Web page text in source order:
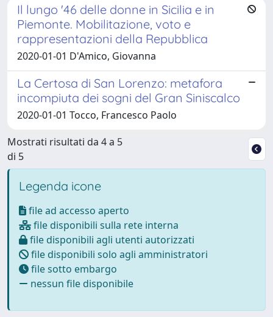
Il lungo '46 delle donne in Sicilia e in
Piemonte. Mobilitazione, voto e
rappresentazioni della Repubblica
2020-01-01 D'Amico, Giovanna
La Certosa di San Lorenzo: metafora
incompiuta dei sogni del Gran Siniscalco
2020-01-01 Tocco, Francesco Paolo
Mostrati risultati da 4 a 5
di 5
Legenda icone
file ad accesso aperto
file disponibili sulla rete interna
file disponibili agli utenti autorizzati
file disponibili solo agli amministratori
file sotto embargo
nessun file disponibile